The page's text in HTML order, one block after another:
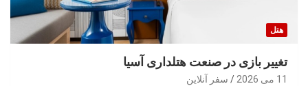
هتل
تغییر بازی در صنعت هتلداری آسیا
11 می 2026 سفر آنلاین